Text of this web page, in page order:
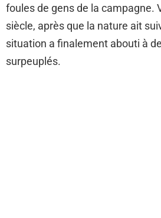
foules de gens de la campagne.
siècle, après que la nature ait
situation a finalement abouti à
surpeuplés.